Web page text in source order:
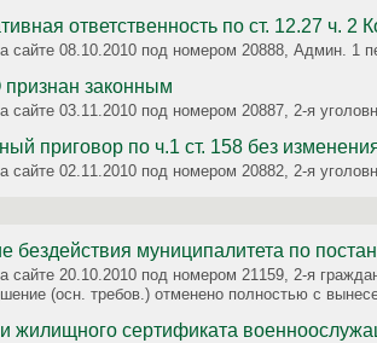
ответственность по ст. 12.27 ч. 2
сайте 08.10.2010 под номером 20888, Админ. 1
законным
сайте 03.11.2010 под номером 20887, 2-я
приговор по ч.1 ст. 158 без
сайте 02.11.2010 под номером 20882, 2-я
бездействия муниципалитета по
сайте 20.10.2010 под номером 21159, 2-я
(осн. требов.) отменено полностью с
О выделении жилищного сертификата